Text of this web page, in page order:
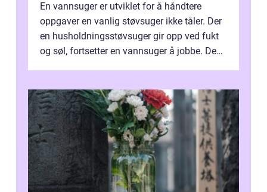
En vannsuger er utviklet for å håndtere
oppgaver en vanlig støvsuger ikke tåler. Der
en husholdningsstøvsuger gir opp ved fukt
og søl, fortsetter en vannsuger å jobbe. Den